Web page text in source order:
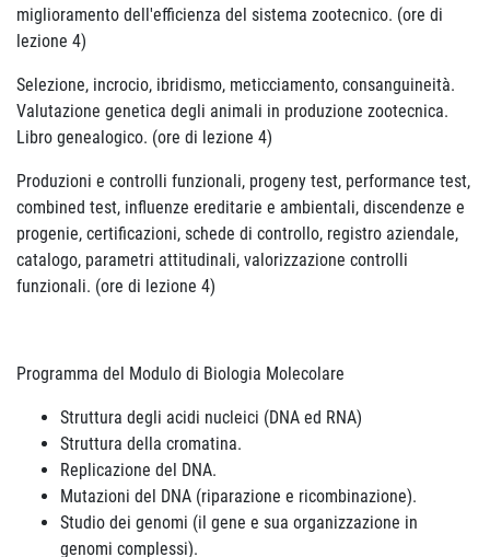
miglioramento dell'efficienza del sistema zootecnico. (ore di
lezione 4)
Selezione, incrocio, ibridismo, meticciamento, consanguineità.
Valutazione genetica degli animali in produzione zootecnica.
Libro genealogico. (ore di lezione 4)
Produzioni e controlli funzionali, progeny test, performance test,
combined test, influenze ereditarie e ambientali, discendenze e
progenie, certificazioni, schede di controllo, registro aziendale,
catalogo, parametri attitudinali, valorizzazione controlli
funzionali. (ore di lezione 4)
Programma del Modulo di Biologia Molecolare
Struttura degli acidi nucleici (DNA ed RNA)
Struttura della cromatina.
Replicazione del DNA.
Mutazioni del DNA (riparazione e ricombinazione).
Studio dei genomi (il gene e sua organizzazione in
genomi complessi).